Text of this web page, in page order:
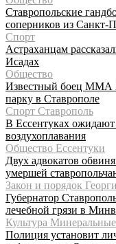
Ставропольские
соперников из Санкт-
Спорт
Астраханцам
Исадах
Общество
Известный боец ММА
парку в Ставрополе
Спорт Ставрополь
В Ессентуках ожидают
воздухоплавания
Общество Ессентуки
Двух адвокатов
умершей
Закон и порядок
Губернатор
лечебной грязи в
Культура
Полиция установит